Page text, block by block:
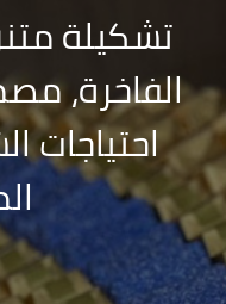
تشكيلة
الفاخرة،
احتياجات